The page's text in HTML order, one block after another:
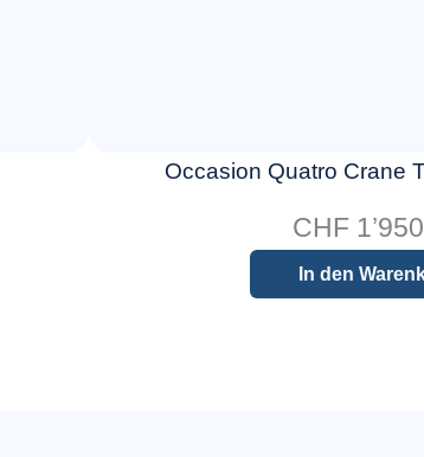
Occasion Quatro Crane
CHF
In den